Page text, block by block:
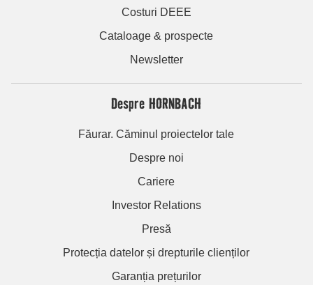
Costuri DEEE
Cataloage & prospecte
Newsletter
Despre HORNBACH
Făurar. Căminul proiectelor tale
Despre noi
Cariere
Investor Relations
Presă
Protecția datelor și drepturile clienților
Garanția prețurilor